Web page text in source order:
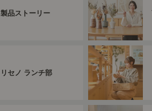
製品ストーリー
リセノ ランチ部